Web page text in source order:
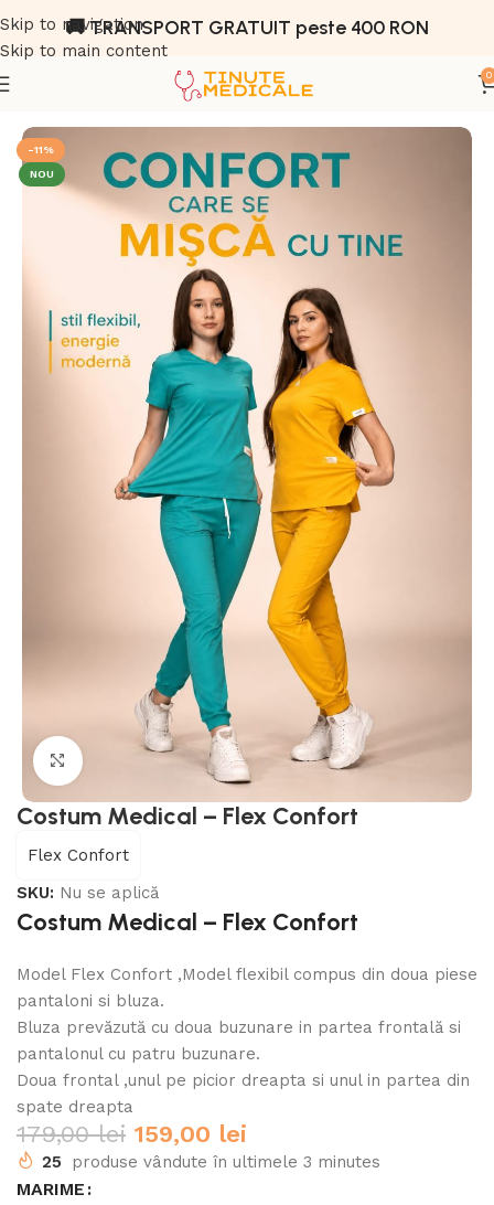
Skip to navigation
Skip to main content
🚚 TRANSPORT GRATUIT peste 400 RON
0
Magazin Tinute Medicale
-11%
NOU
Click to enlarge
Costum Medical – Flex Confort
Flex Confort
SKU: Nu se aplică
Costum Medical – Flex Confort
Model Flex Confort ,Model flexibil compus din doua piese
pantaloni si bluza.
Bluza prevăzută cu doua buzunare in partea frontală si
pantalonul cu patru buzunare.
Doua frontal ,unul pe picior dreapta si unul in partea din
spate dreapta
179,00lei 159,00 lei
25 produse vândute în ultimele 3 minutes
MARIME